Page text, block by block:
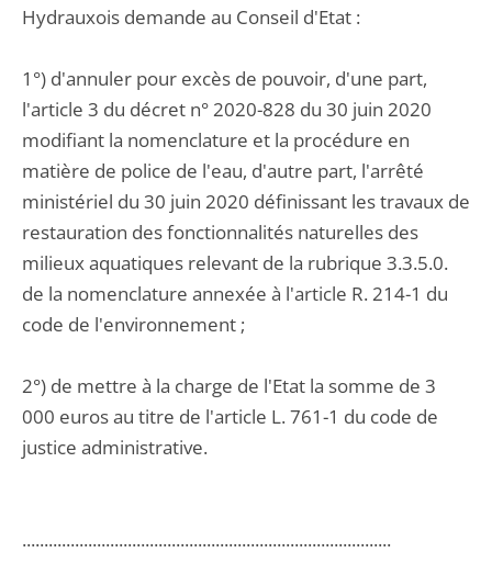
Hydrauxois demande au Conseil d'Etat :
1°) d'annuler pour excès de pouvoir, d'une part,
l'article 3 du décret n° 2020-828 du 30 juin 2020
modifiant la nomenclature et la procédure en
matière de police de l'eau, d'autre part, l'arrêté
ministériel du 30 juin 2020 définissant les travaux de
restauration des fonctionnalités naturelles des
milieux aquatiques relevant de la rubrique 3.3.5.0.
de la nomenclature annexée à l'article R. 214-1 du
code de l'environnement ;
2°) de mettre à la charge de l'Etat la somme de 3
000 euros au titre de l'article L. 761-1 du code de
justice administrative.
....................................................................................